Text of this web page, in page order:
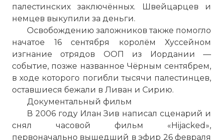
палестинских заключённых. Швейцарцев и
немцев выкупили за деньги.
Освобождению заложников также помогло
начатое 16 сентября королём Хуссейном
изгнание отрядов ООП из Иордании —
событие, позже названное Чёрным сентябрем,
в ходе которого погибли тысячи палестинцев,
оставшиеся бежали в Ливан и Сирию.
Документальный фильм
В 2006 году Илан Зив написал сценарий и
снял часовой фильм «Hijacked»,
первоначально вышедший в эфир 26 февраля
Амман, Иордания, 13 сентября 1970 года.
Обломки от трех угнанных авиалайнеров,
взорванных арабскими партизанами
Фото статьи: